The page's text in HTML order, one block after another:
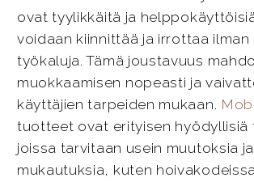
ovat tyylikkäitä ja
voidaan kiinnittää ja irrottaa ilman
työkaluja. Tämä joustavuus
muokkaamisen nopeasti ja
käyttäjien tarpeiden mukaan.
tuotteet ovat erityisen hyödyllisiä
joissa tarvitaan usein muutoksia ja
mukautuksia, kuten